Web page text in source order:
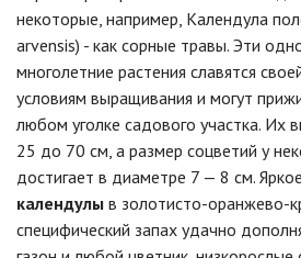
некоторые, например, Календула
arvensis) - как сорные травы. Эти
многолетние растения славятся
условиям выращивания и могут
любом уголке садового участка. Их
25 до 70 см, а размер соцветий у
достигает в диаметре 7 — 8 см. Яркое
календулы в золотисто-оранжево-
специфический запах удачно